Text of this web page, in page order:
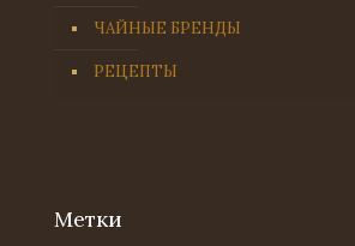
ЧАЙНЫЕ БРЕНДЫ
РЕЦЕПТЫ
Метки